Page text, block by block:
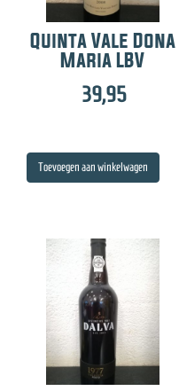
Quinta Vale Dona
Maria LBV
39,95
Toevoegen aan winkelwagen